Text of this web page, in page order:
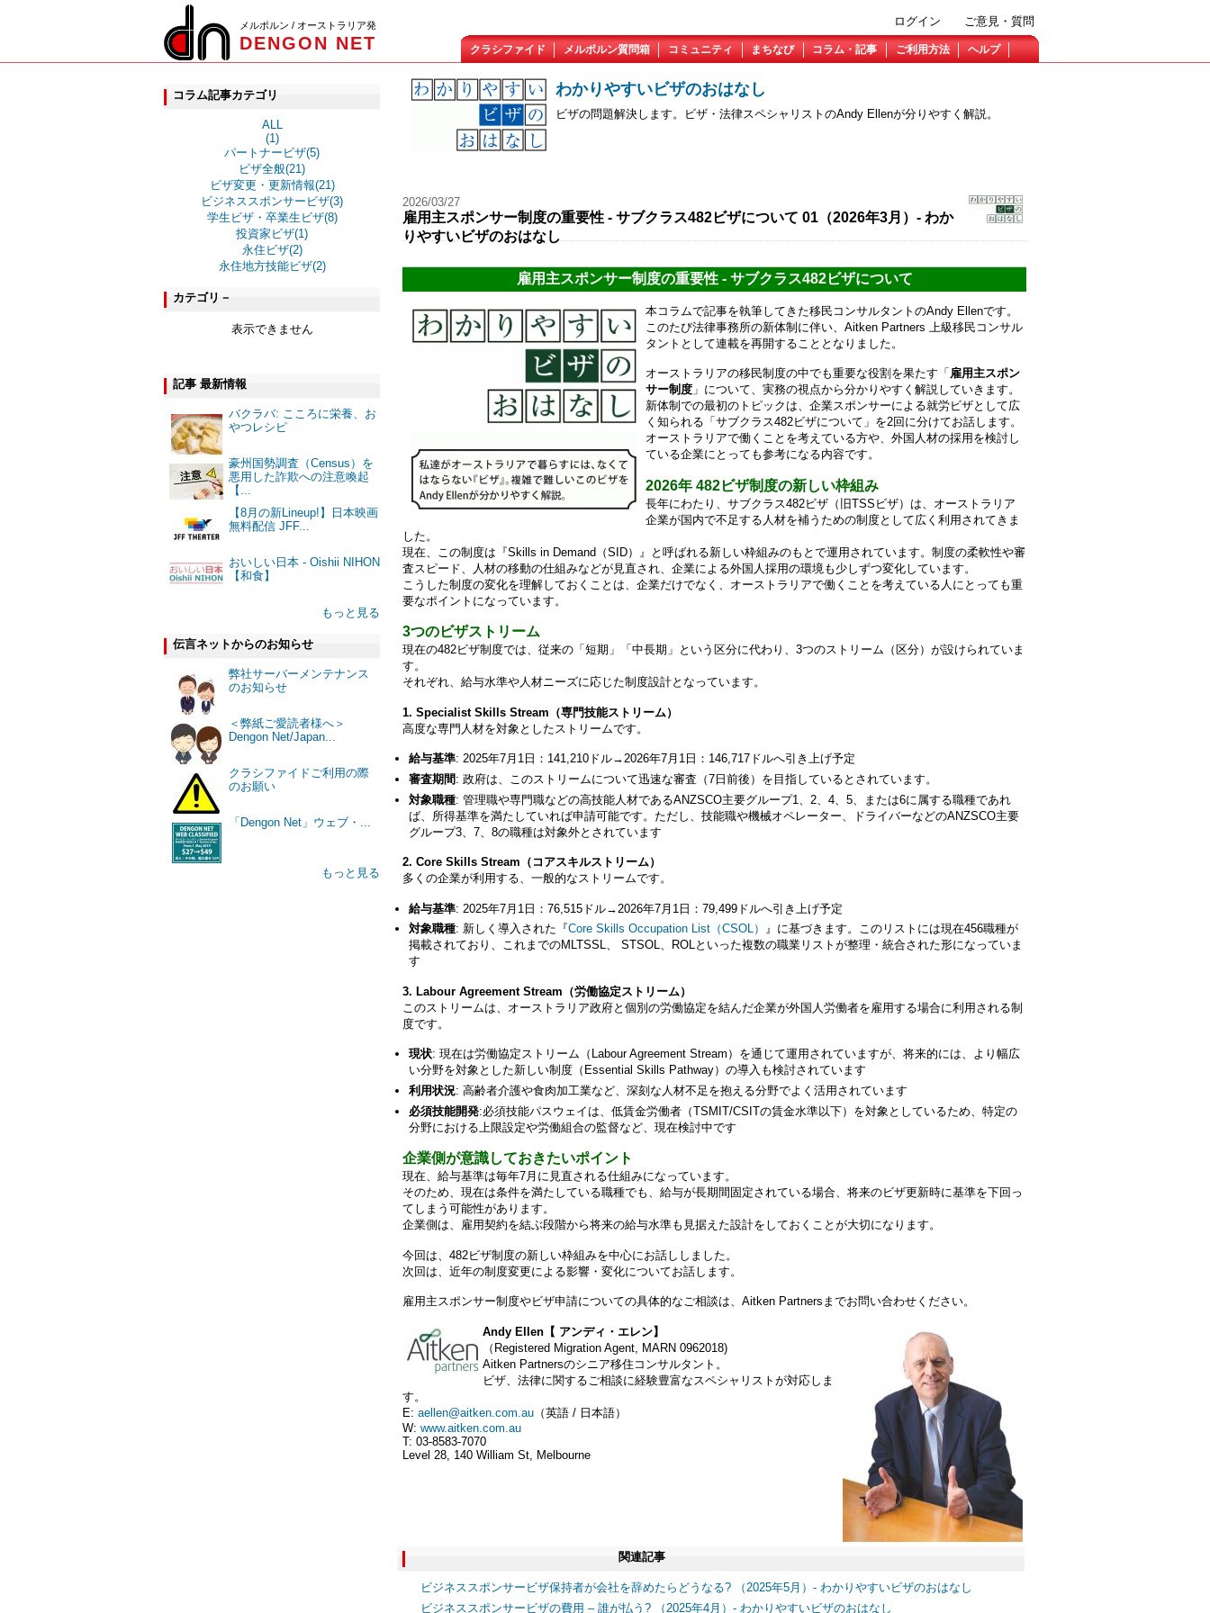
メルボルン / オーストラリア発
DENGON NET
ご意見・質問
ログイン
クラシファイド メルボルン質問箱 コミュニティ まちなび コラム・記事 ご利用方法 ヘルプ
コラム記事カテゴリ
ALL
(1)
パートナービザ(5)
ビザ全般(21)
ビザ変更・更新情報(21)
ビジネススポンサービザ(3)
学生ビザ・卒業生ビザ(8)
投資家ビザ(1)
永住ビザ(2)
永住地方技能ビザ(2)
カテゴリ－
表示できません
記事 最新情報
バクラバ: こころに栄養、お
やつレシピ
豪州国勢調査（Census）を
悪用した詐欺への注意喚起
【...
【8月の新Lineup!】日本映画
無料配信 JFF...
おいしい日本 - Oishii NIHON
【和食】
もっと見る
伝言ネットからのお知らせ
弊社サーバーメンテナンス
のお知らせ
＜弊紙ご愛読者様へ＞
Dengon Net/Japan...
クラシファイドご利用の際
のお願い
「Dengon Net」ウェブ・...
もっと見る
わかりやすいビザのおはなし
ビザの問題解決します。ビザ・法律スペシャリストのAndy Ellenが分りやすく解説。
2026/03/27
雇用主スポンサー制度の重要性 - サブクラス482ビザについて 01（2026年3月）- わか
りやすいビザのおはなし
雇用主スポンサー制度の重要性 - サブクラス482ビザについて
本コラムで記事を執筆してきた移民コンサルタントのAndy Ellenです。
このたび法律事務所の新体制に伴い、Aitken Partners 上級移民コンサル
タントとして連載を再開することとなりました。
オーストラリアの移民制度の中でも重要な役割を果たす「 雇用主スポン
サー制度 」について、実務の視点から分かりやすく解説していきます。
新体制での最初のトピックは、企業スポンサーによる就労ビザとして広
く知られる「サブクラス482ビザについて」を2回に分けてお話します。
オーストラリアで働くことを考えている方や、外国人材の採用を検討し
ている企業にとっても参考になる内容です。
2026年 482ビザ制度の新しい枠組み
長年にわたり、サブクラス482ビザ（旧TSSビザ）は、オーストラリア
企業が国内で不足する人材を補うための制度として広く利用されてきま
した。
現在、この制度は『Skills in Demand（SID）』と呼ばれる新しい枠組みのもとで運用されています。制度の柔軟性や審
査スピード、人材の移動の仕組みなどが見直され、企業による外国人採用の環境も少しずつ変化しています。
こうした制度の変化を理解しておくことは、企業だけでなく、オーストラリアで働くことを考えている人にとっても重
要なポイントになっています。
3つのビザストリーム
現在の482ビザ制度では、従来の「短期」「中長期」という区分に代わり、3つのストリーム（区分）が設けられていま
す。
それぞれ、給与水準や人材ニーズに応じた制度設計となっています。
1. Specialist Skills Stream（専門技能ストリーム）
高度な専門人材を対象としたストリームです。
給与基準: 2025年7月1日：141,210ドル→2026年7月1日：146,717ドルへ引き上げ予定
審査期間 : 政府は、このストリームについて迅速な審査（7日前後）を目指しているとされています。
対象職種: 管理職や専門職などの高技能人材であるANZSCO主要グループ1、2、4、5、または6に属する職種であれ
ば、所得基準を満たしていれば申請可能です。ただし、技能職や機械オペレーター、ドライバーなどのANZSCO主要
グループ3、7、8の職種は対象外とされています
2. Core Skills Stream（コアスキルストリーム）
多くの企業が利用する、一般的なストリームです。
給与基準: 2025年7月1日：76,515ドル→2026年7月1日：79,499ドルへ引き上げ予定
対象職種: 新しく導入された『Core Skills Occupation List（CSOL） 』に基づきます。このリストには現在456職種が
掲載されており、これまでのMLTSSL、 STSOL、ROLといった複数の職業リストが整理・統合された形になっていま
す
3. Labour Agreement Stream（労働協定ストリーム）
このストリームは、オーストラリア政府と個別の労働協定を結んだ企業が外国人労働者を雇用する場合に利用される制
度です。
現状: 現在は労働協定ストリーム（Labour Agreement Stream）を通じて運用されていますが、将来的には、より幅広
い分野を対象とした新しい制度（Essential Skills Pathway）の導入も検討されています
利用状況: 高齢者介護や食肉加工業など、深刻な人材不足を抱える分野でよく活用されています
必須技能開発:必須技能パスウェイは、低賃金労働者（TSMIT/CSITの賃金水準以下）を対象としているため、特定の
分野における上限設定や労働組合の監督など、現在検討中です
企業側が意識しておきたいポイント
現在、給与基準は毎年7月に見直される仕組みになっています。
そのため、現在は条件を満たしている職種でも、給与が長期間固定されている場合、将来のビザ更新時に基準を下回っ
てしまう可能性があります。
企業側は、雇用契約を結ぶ段階から将来の給与水準も見据えた設計をしておくことが大切になります。
今回は、482ビザ制度の新しい枠組みを中心にお話ししました。
次回は、近年の制度変更による影響・変化についてお話します。
雇用主スポンサー制度やビザ申請についての具体的なご相談は、Aitken Partnersまでお問い合わせください。
Andy Ellen【 アンディ・エレン】
（Registered Migration Agent, MARN 0962018)
Aitken Partnersのシニア移住コンサルタント。
ビザ、法律に関するご相談に経験豊富なスペシャリストが対応しま
す。
E: aellen@aitken.com.au （英語 / 日本語）
W: www.aitken.com.au
T: 03-8583-7070
Level 28, 140 William St, Melbourne
関連記事
ビジネススポンサービザ保持者が会社を辞めたらどうなる? （2025年5月）- わかりやすいビザのおはなし
ビジネススポンサービザの費用 – 誰が払う? （2025年4月）- わかりやすいビザのおはなし